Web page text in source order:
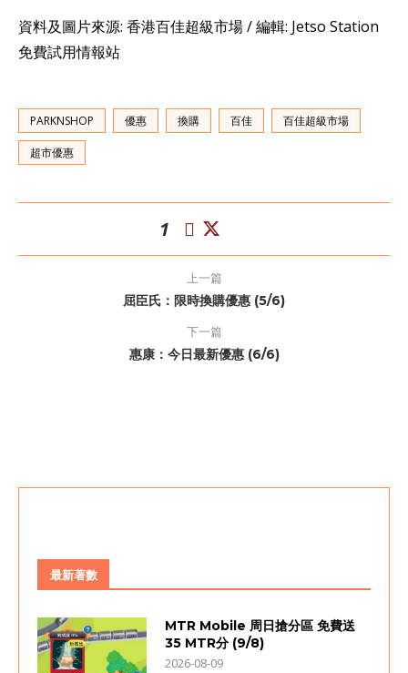
資料及圖片來源: 香港百佳超級市場 / 編輯: Jetso Station
免費試用情報站
PARKNSHOP 優惠 換購 百佳 百佳超級市場
超市優惠
1
上一篇
屈臣氏：限時換購優惠 (5/6)
下一篇
惠康：今日最新優惠 (6/6)
最新著數
MTR Mobile 周日搶分區 免費送
35 MTR分 (9/8)
2026-08-09